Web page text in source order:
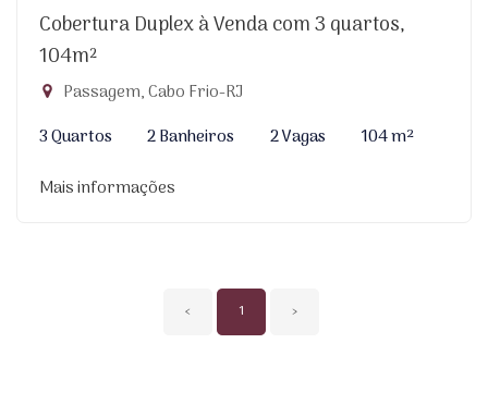
Cobertura Duplex à Venda com 3 quartos,
104m²
Passagem, Cabo Frio-RJ
3 Quartos
2 Banheiros 2 Vagas
104 m²
Mais informações
‹ 1 ›